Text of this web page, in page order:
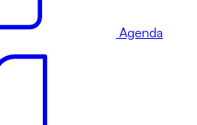
Agenda